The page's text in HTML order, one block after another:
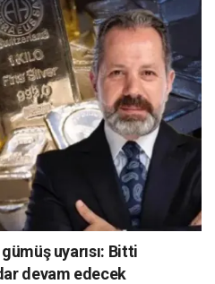
uyarısı: Bitti
devam edecek